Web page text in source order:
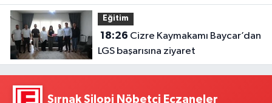
Eğitim
18:26
LGS başarısına ziyaret
Şırnak Silopi Nöbetçi Eczaneler